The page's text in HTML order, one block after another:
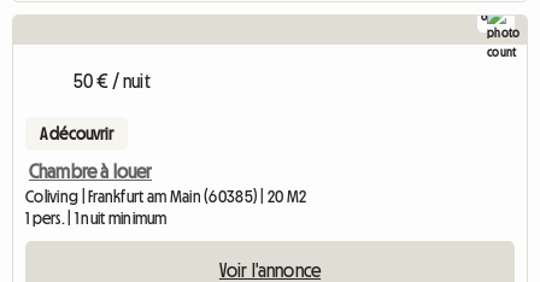
6
50 € / nuit
A découvrir
Chambre à louer
Coliving | Frankfurt am Main (60385) | 20 M2
1 pers. | 1 nuit minimum
Voir l'annonce